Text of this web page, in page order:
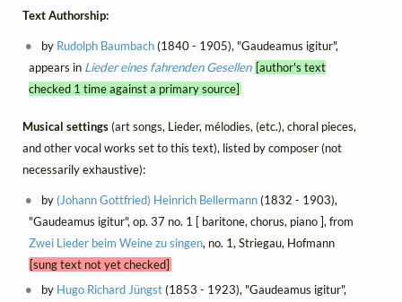
Text Authorship:
by Rudolph Baumbach(1840 - 1905), "Gaudeamus igitur",
appears in Lieder eines fahrenden Gesellen [author's text
checked 1 time against a primary source]
Musical settings(art songs, Lieder, mélodies, (etc.), choral pieces,
and other vocal works set to this text), listed by composer (not
necessarily exhaustive):
by (Johann Gottfried) Heinrich Bellermann(1832 - 1903),
"Gaudeamus igitur", op. 37 no. 1 [ baritone, chorus, piano ], from
Zwei Lieder beim Weine zu singen, no. 1, Striegau, Hofmann
[sung text not yet checked]
by Hugo Richard Jüngst(1853 - 1923), "Gaudeamus igitur",